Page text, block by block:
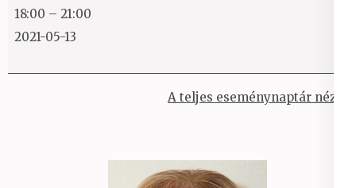
18:00 – 21:00
2021-05-13
A teljes eseménynaptár nézet